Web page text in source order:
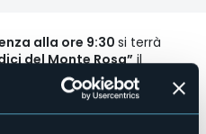
alla ore 9:30 si terrà
del Monte Rosa”il
Club Piemonte e
“Corriamo per un